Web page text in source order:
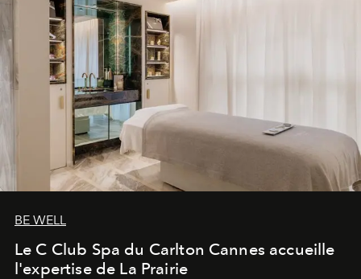
BE WELL
Le C Club Spa du Carlton Cannes accueille
l'expertise de La Prairie